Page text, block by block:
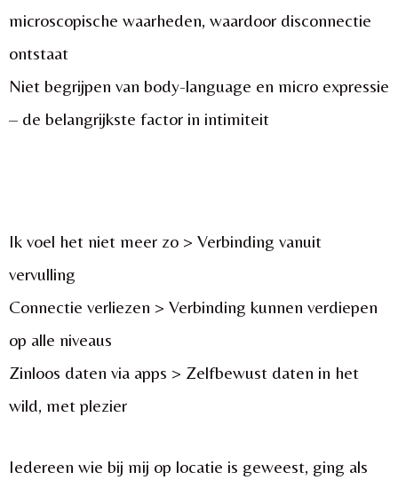
microscopische waarheden, waardoor disconnectie
ontstaat
Niet begrijpen van body-language en micro expressie
– de belangrijkste factor in intimiteit
Ik voel het niet meer zo > Verbinding vanuit
vervulling
Connectie verliezen > Verbinding kunnen verdiepen
op alle niveaus
Zinloos daten via apps > Zelfbewust daten in het
wild, met plezier
Iedereen wie bij mij op locatie is geweest, ging als